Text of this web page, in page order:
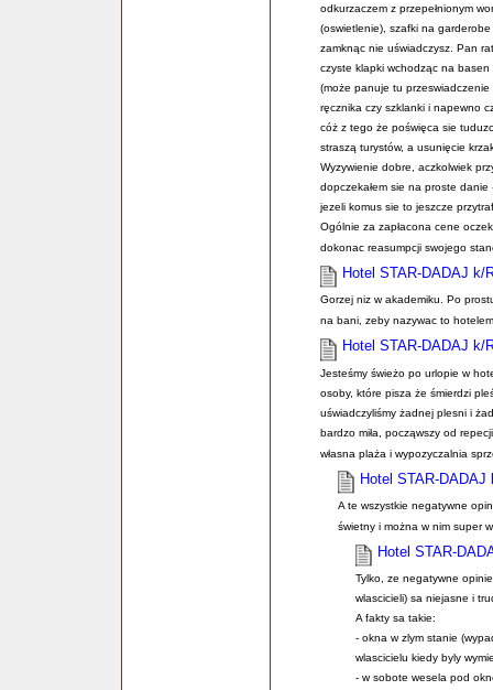
odkurzaczem z przepełnionym
(oswietlenie), szafki na
zamknąc nie uświadczysz. Pan
czyste klapki wchodząc na basen
(może panuje tu
ręcznika czy szklanki i napewno
cóż z tego że poświęca sie
straszą turystów, a usunięcie
Wyzywienie dobre, aczkolwiek
dopczekałem sie na proste danie
jezeli komus sie to jeszcze
Ogólnie za zapłacona cene
dokonac reasumpcji swojego
Hotel STAR-DADAJ k/
Gorzej niz w akademiku. Po
na bani, zeby nazywac to
Hotel STAR-DADAJ k/
Jesteśmy świeżo po urlopie w
osoby, które pisza że śmierdzi
uświadczyliśmy żadnej plesni i
bardzo miła, począwszy od
własna plaża i wypozyczalnia
Hotel STAR-DADAJ
A te wszystkie negatywne
świetny i można w nim super
Hotel STAR-
Tylko, ze negatywne
wlascicieli) sa niejasne i
A fakty sa takie:
- okna w zlym stanie
wlascicielu kiedy byly
- w sobote wesela pod